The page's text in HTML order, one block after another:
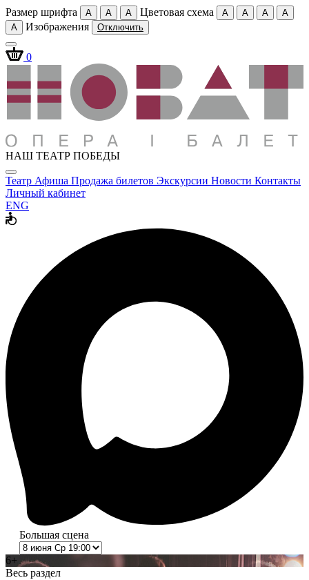
Размер шрифта A A A Цветовая схема A A A
A
A
Изображения Отключить
0
НАШ ТЕАТР ПОБЕДЫ
Театр Афиша Продажа билетов Экскурсии Новости Контакты
Личный кабинет
ENG
Большая сцена
6+
Весь раздел